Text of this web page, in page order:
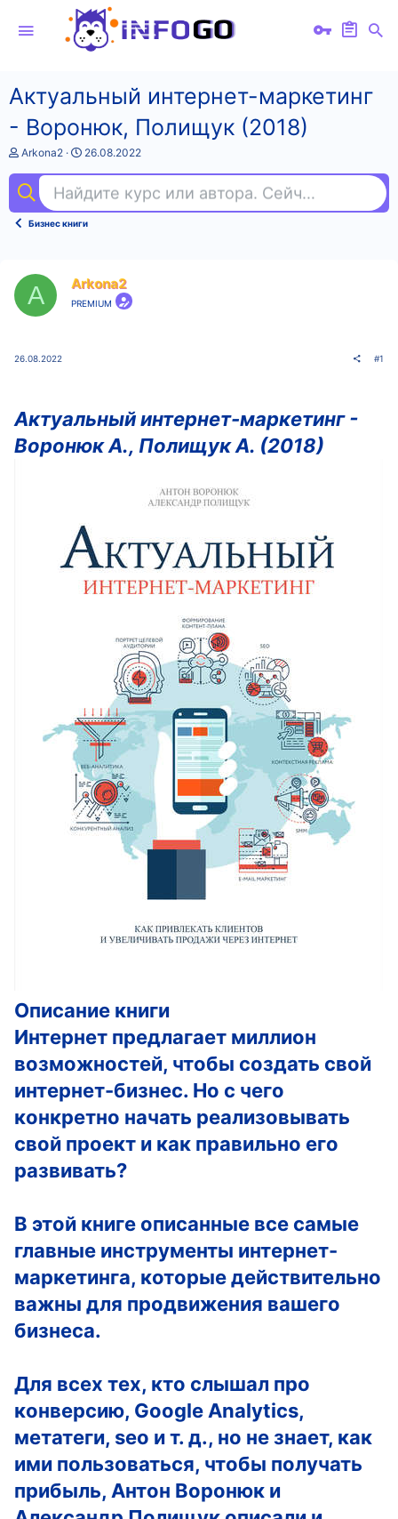
Актуальный интернет-маркетинг
- Воронюк, Полищук (2018)
А
т
о
т
Arkona2
Д
а
н
а
а
26.08.2022
Найдите курс или автора. Сейчас ищут
Бизнес книги
A Arkona2
PREMIUM
26.08.2022 #1
Актуальный интернет-маркетинг -
Воронюк А., Полищук А. (2018)
Описание книги
Интернет предлагает миллион
возможностей, чтобы создать свой
интернет-бизнес. Но с чего
конкретно начать реализовывать
свой проект и как правильно его
развивать?
В этой книге описанные все самые
главные инструменты интернет-
маркетинга, которые действительно
важны для продвижения вашего
бизнеса.
Для всех тех, кто слышал про
конверсию, Google Analytics,
метатеги, seo и т. д., но не знает, как
ими пользоваться, чтобы получать
прибыль, Антон Воронюк и